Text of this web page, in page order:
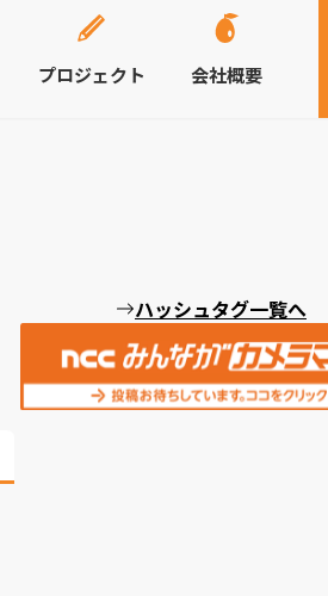
プロジェクト 会社概要
ハッシュタグ一覧へ